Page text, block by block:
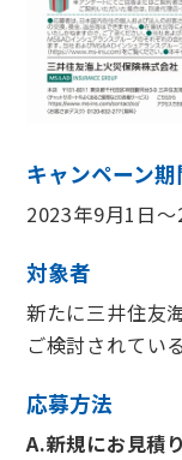
キャンペーン期
2023年9月1日
対象者
新たに三井住友
ご検討されてい
応募方法
A.新規にお見積